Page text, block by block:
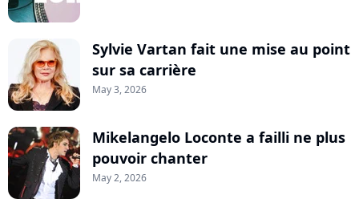
Sylvie Vartan fait une mise au point
sur sa carrière
May 3, 2026
Mikelangelo Loconte a failli ne plus
pouvoir chanter
May 2, 2026